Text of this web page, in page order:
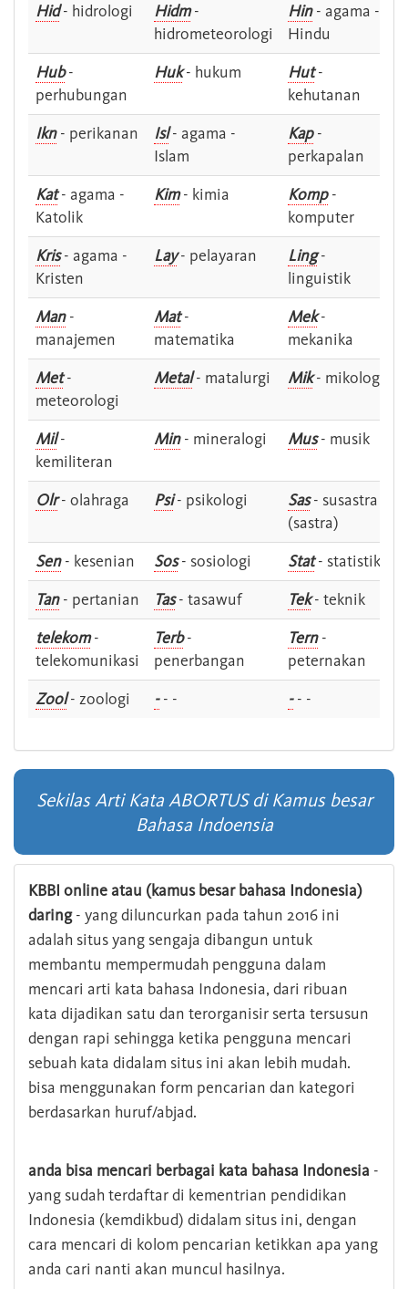
Hid- hidrologi Hidm-
hidrometeorologi
Hin- agama -
Hindu
Hub-
perhubungan
Huk- hukum Hut-
kehutanan
Ikn- perikanan Isl- agama -
Islam
Kap-
perkapalan
Kat- agama -
Katolik
Kim- kimia Komp-
komputer
Kris- agama -
Kristen
Lay- pelayaran Ling-
linguistik
Man-
manajemen
Mat-
matematika
Mek-
mekanika
Met-
meteorologi
Metal- matalurgi Mik- mikologi
Mil-
kemiliteran
Min- mineralogi Mus- musik
Olr- olahraga Psi- psikologi Sas- susastra -
(sastra)
Sen- kesenian Sos- sosiologi Stat- statistik
Tan- pertanian Tas- tasawuf Tek- teknik
telekom-
telekomunikasi
Terb-
penerbangan
Tern-
peternakan
Zool- zoologi -- - -- -
Sekilas Arti Kata ABORTUS di Kamus besar
Bahasa Indoensia
KBBI online atau (kamus besar bahasa Indonesia)
daring- yang diluncurkan pada tahun 2016 ini
adalah situs yang sengaja dibangun untuk
membantu mempermudah pengguna dalam
mencari arti kata bahasa Indonesia, dari ribuan
kata dijadikan satu dan terorganisir serta tersusun
dengan rapi sehingga ketika pengguna mencari
sebuah kata didalam situs ini akan lebih mudah.
bisa menggunakan form pencarian dan kategori
berdasarkan huruf/abjad.
anda bisa mencari berbagai kata bahasa Indonesia -
yang sudah terdaftar di kementrian pendidikan
Indonesia (kemdikbud) didalam situs ini, dengan
cara mencari di kolom pencarian ketikkan apa yang
anda cari nanti akan muncul hasilnya.